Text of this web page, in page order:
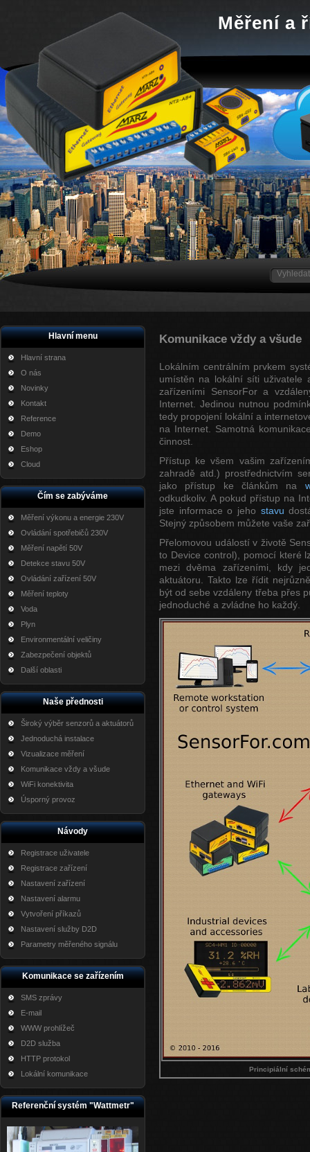
Měření a
Hlavní menu
Hlavní strana
O nás
Novinky
Kontakt
Reference
Demo
Eshop
Cloud
Čím se zabýváme
Měření výkonu a energie 230V
Ovládání spotřebičů 230V
Měření napětí 50V
Detekce stavu 50V
Ovládání zařízení 50V
Měření teploty
Voda
Plyn
Environmentální veličiny
Zabezpečení objektů
Další oblasti
Naše přednosti
Široký výběr senzorů a aktuátorů
Jednoduchá instalace
Vizualizace měření
Komunikace vždy a všude
WiFi konektivita
Úsporný provoz
Návody
Registrace uživatele
Registrace zařízení
Nastavení zařízení
Nastavení alarmu
Vytvoření příkazů
Nastavení služby D2D
Parametry měřeného signálu
Komunikace se zařízením
SMS zprávy
E-mail
WWW prohlížeč
D2D služba
HTTP protokol
Lokální komunikace
Referenční systém "Wattmetr"
Komunikace vždy a všude
Lokálním centrálním prvkem
umístěn na lokální síti uživatele
zařízeními SensorFor a
Internet. Jedinou nutnou
tedy propojení lokální a
na Internet. Samotná
činnost.
Přístup ke všem vašim
zahradě atd.) prostřednictvím
jako přístup ke článkům na
odkudkoliv. A pokud přístup na
jste informace o jeho stavu
Stejný způsobem můžete vaše
Přelomovou událostí v životě
to Device control), pomocí které
mezi dvěma zařízeními, kdy
aktuátoru. Takto lze řídit
být od sebe vzdáleny třeba přes
jednoduché a zvládne ho každý.
Principiální